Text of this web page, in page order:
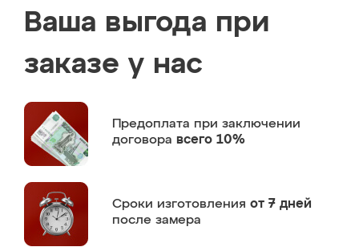
Ваша выгода при
заказе у нас
Предоплата при заключении
договора всего 10%
Сроки изготовления от 7 дней
после замера